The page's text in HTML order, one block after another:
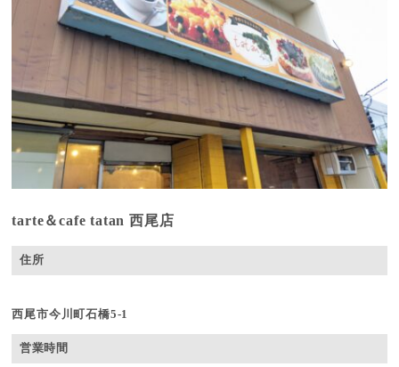
tarte＆cafe tatan 西尾店
住所
西尾市今川町石橋5-1
営業時間